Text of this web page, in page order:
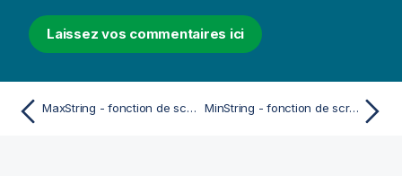
Laissez vos commentaires ici
MaxString - fonction de script MinString - fonction de script